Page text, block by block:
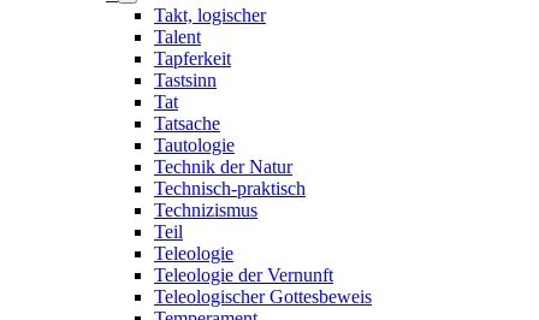
Takt, logischer
Talent
Tapferkeit
Tastsinn
Tat
Tatsache
Tautologie
Technik der Natur
Technisch-praktisch
Technizismus
Teil
Teleologie
Teleologie der Vernunft
Teleologischer Gottesbeweis